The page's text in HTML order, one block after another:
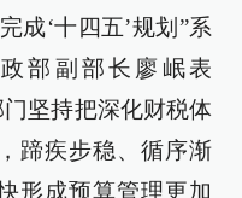
成‘十四五’规划”系
部副部长廖岷表
坚持把深化财税体
蹄疾步稳、循序渐
形成预算管理更加